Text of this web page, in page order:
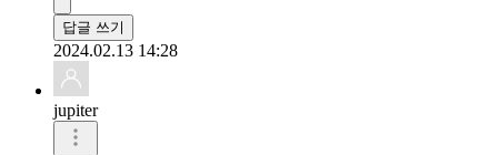
답글 쓰기
2024.02.13 14:28
jupiter